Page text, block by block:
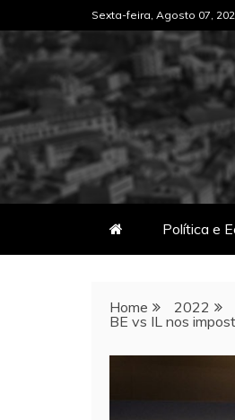
to
content
Sexta-feira, Agosto 07,
Política e
Home 2022
BE vs IL nos